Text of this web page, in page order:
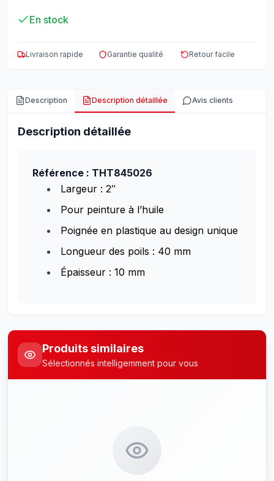
En stock
Livraison rapide Garantie qualité Retour facile
Description Description détaillée Avis clients
Description détaillée
Référence : THT845026
Largeur : 2″
Pour peinture à l’huile
Poignée en plastique au design unique
Longueur des poils : 40 mm
Épaisseur : 10 mm
Produits similaires
Sélectionnés intelligemment pour vous